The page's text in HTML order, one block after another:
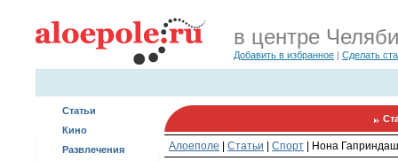
в центре
Добавить в избранное | Сделать
Статьи
Кино
Развлечения
Алоеполе Статьи Спорт Нона